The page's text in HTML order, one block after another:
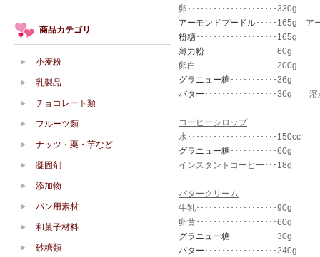
卵･････････････････････330g
アーモンドプードル･････165g ア
粉糖･･･････････････････165g
薄力粉･････････････････60g
卵白･･･････････････････200g
グラニュー糖･･･････････36g
バター ･････････････････36g
コーヒーシロップ
水･････････････････････150cc
グラニュー糖･･･････････60g
インスタントコーヒー･･･18g
バタークリーム
牛乳･･･････････････････90g
卵黄･･･････････････････60g
グラニュー糖･･･････････30g
バター ･････････････････240g
商品カテゴリ
小麦粉
乳製品
チョコレート類
フルーツ類
ナッツ・栗・芋など
凝固剤
添加物
パン用素材
和菓子材料
砂糖類